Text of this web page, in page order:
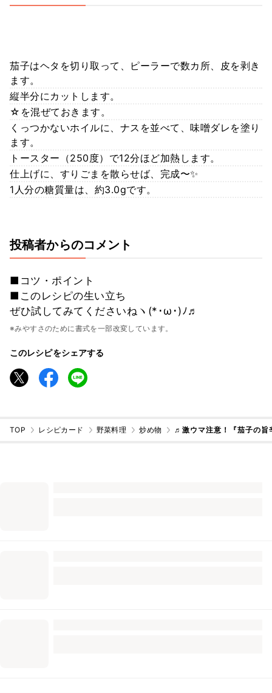
茄子はヘタを切り取って、ピーラーで数カ所、皮を剥き
ます。
縦半分にカットします。
☆を混ぜておきます。
くっつかないホイルに、ナスを並べて、味噌ダレを塗り
ます。
トースター（250度）で12分ほど加熱します。
仕上げに、すりごまを散らせば、完成〜✨
1人分の糖質量は、約3.0gです。
投稿者からのコメント
■コツ・ポイント
■このレシピの生い立ち
ぜひ試してみてくださいねヽ(*･ω･)ﾉ♬
※みやすさのために書式を一部改変しています。
このレシピをシェアする
TOP レシピカード 野菜料理 炒め物 ♬激ウマ注意！『茄子の